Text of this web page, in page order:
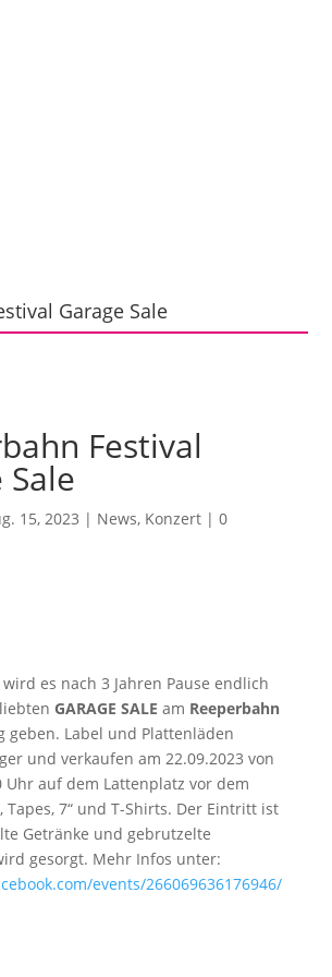
Garage Sale
Festival
Sale
15, 2023 | News, Konzert| 0
es nach 3 Jahren Pause endlich
GARAGE SALE am Reeperbahn
geben. Label und Plattenläden
und verkaufen am 22.09.2023 von
Uhr auf dem Lattenplatz vor dem
Tapes, 7“ und T-Shirts. Der Eintritt ist
Getränke und gebrutzelte
gesorgt. Mehr Infos unter:
events/266069636176946/